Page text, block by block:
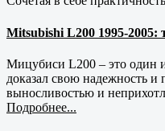
Mitsubishi L200 1995-2005:
Мицубиси L200 – это один
доказал свою надежность и
выносливостью и
Подробнее...